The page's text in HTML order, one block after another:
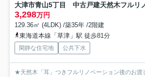
3,298万円
129.36㎡ (4LDK) /築35年 /2階建
東海道本線「草津」駅 徒歩81分
閑静な住宅地 公共下水
★天然木「耳」つきフルリノベーション後のお